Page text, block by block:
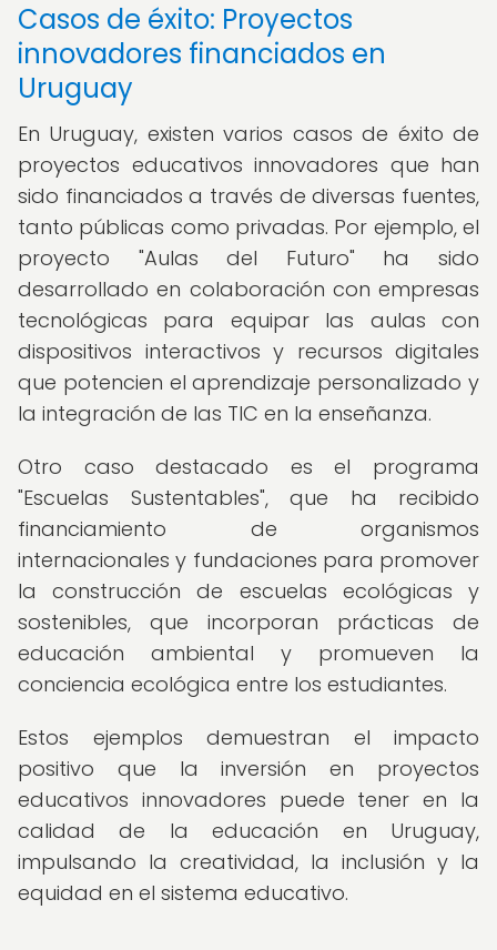
Casos de éxito: Proyectos
innovadores financiados en
Uruguay
En Uruguay, existen varios casos de éxito de
proyectos educativos innovadores que han
sido financiados a través de diversas fuentes,
tanto públicas como privadas. Por ejemplo, el
proyecto "Aulas del Futuro" ha sido
desarrollado en colaboración con empresas
tecnológicas para equipar las aulas con
dispositivos interactivos y recursos digitales
que potencien el aprendizaje personalizado y
la integración de las TIC en la enseñanza.
Otro caso destacado es el programa
"Escuelas Sustentables", que ha recibido
financiamiento de organismos
internacionales y fundaciones para promover
la construcción de escuelas ecológicas y
sostenibles, que incorporan prácticas de
educación ambiental y promueven la
conciencia ecológica entre los estudiantes.
Estos ejemplos demuestran el impacto
positivo que la inversión en proyectos
educativos innovadores puede tener en la
calidad de la educación en Uruguay,
impulsando la creatividad, la inclusión y la
equidad en el sistema educativo.